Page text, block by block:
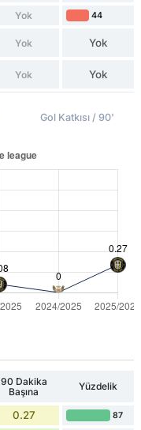
Yok 44
Yok Yok
Yok Yok
Gol Katkısı / 90'
90 Dakika
Başına
Yüzdelik
0.27 87